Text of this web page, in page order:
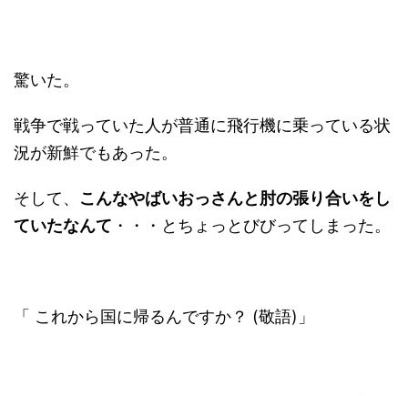
驚いた。
戦争で戦っていた人が普通に飛行機に乗っている状
況が新鮮でもあった。
そして、 こんなやばいおっさんと肘の張り合いをし
ていたなんて ・・・とちょっとびびってしまった。
「 これから国に帰るんですか？ (敬語)」